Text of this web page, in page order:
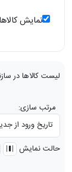
نمایش
لیست کالاها در
مرتب سازی:
حالت نمایش